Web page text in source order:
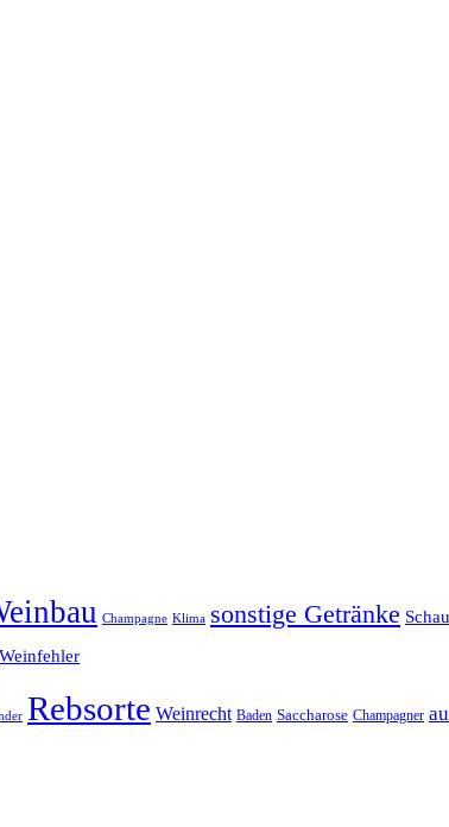
Champagne Klima sonstige Getränke
Weinfehler
Rebsorte Weinrecht Baden Saccharose Champagner